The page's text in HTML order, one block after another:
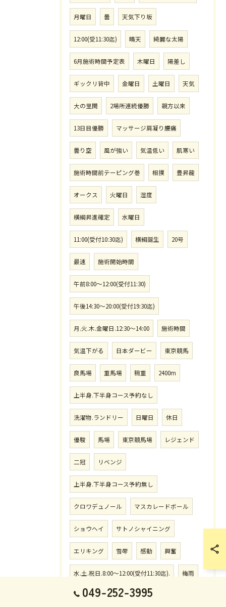
月曜日 曇 天気下り坂
12:00(受11:30迄) 晴天 綺麗な太陽
6月施術時間予定表 木曜日 陽差し
ギックリ背中 金曜日 土曜日 天気
大の里関 2場所連続優勝 親方以来
13日目優勝 マッサージ肩凝り腰痛
曇り空 風が強い 気温低い 肌寒い
施術時間前テーピング巻 相撲 豊昇龍
オークス 火曜日 湿度
横綱昇進確定 水曜日
11:00(受付10:30迄) 横綱誕生 20号
最速 施術開始時間
午前8:00〜12:00(受付11:30)
午後14:30〜20:00(受付19:30迄)
月.火.木.金曜日.12:30〜14:00 施術時間
気温下がる 日本ダービー 東京競馬
良馬場 重馬場 稍重 2400m
上半身.下半身コース予約なし
洗濯物.ランドリー 日曜日 休日
優駿 馬場 東京競馬場 レジェンド
二冠 リベンジ
上半身.下半身コース予約無し
クロワデュノール マスカレードボール
ショウヘイ サトノシャイニング
エリキング 雪辱 感動 興奮
水.土.祝日.8:00〜12:00(受付11:30迄). 梅雨
月.火.木.金曜.12:30〜14:00迄
049-252-3995